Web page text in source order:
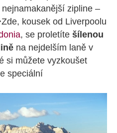
zipline –
kousek od Liverpoolu
, se proletíte šílenou
na nejdelším laně v
si můžete vyzkoušet
speciální